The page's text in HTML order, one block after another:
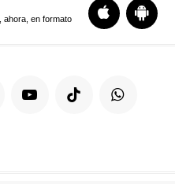
ahora, en formato